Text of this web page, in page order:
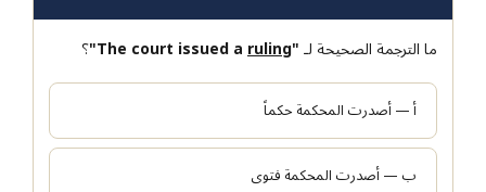
ما الترجمة الصحيحة لـ"The court issued a
ruling
"؟
أ — أصدرت المحكمة حكماً
ب — أصدرت المحكمة فتوى